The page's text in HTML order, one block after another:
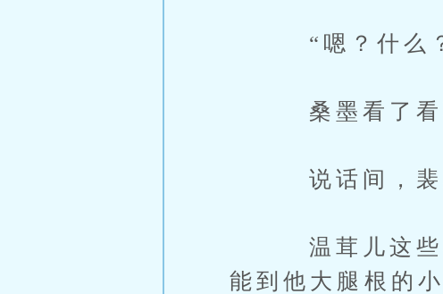
“嗯？什么？”
桑墨看了看不
说话间，裴星
温茸儿这些年
能到他大腿根的